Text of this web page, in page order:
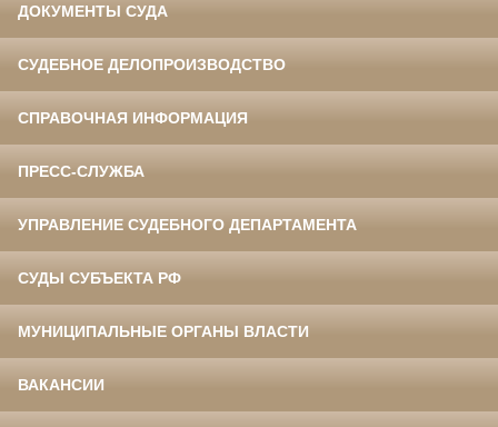
ДОКУМЕНТЫ СУДА
СУДЕБНОЕ ДЕЛОПРОИЗВОДСТВО
СПРАВОЧНАЯ ИНФОРМАЦИЯ
ПРЕСС-СЛУЖБА
УПРАВЛЕНИЕ СУДЕБНОГО ДЕПАРТАМЕНТА
СУДЫ СУБЪЕКТА РФ
МУНИЦИПАЛЬНЫЕ ОРГАНЫ ВЛАСТИ
ВАКАНСИИ